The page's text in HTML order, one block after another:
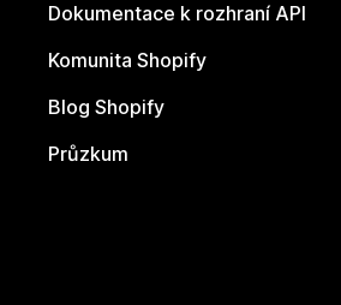
Dokumentace k rozhraní API
Komunita Shopify
Blog Shopify
Průzkum